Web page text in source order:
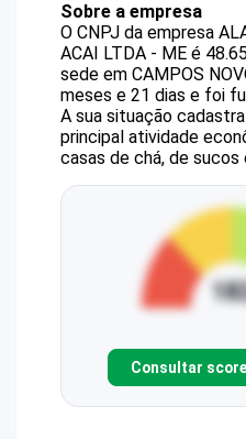
Sobre a empresa
O CNPJ da empresa
ACAI LTDA - ME é
sede em CAMPOS
meses e 21 dias e foi
A sua situação
principal atividade
casas de chá, de sucos
Consultar